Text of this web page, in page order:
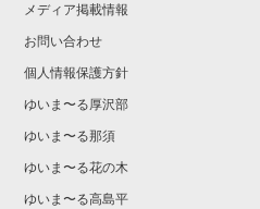
メディア掲載情報
お問い合わせ
個人情報保護方針
ゆいま〜る厚沢部
ゆいま〜る那須
ゆいま〜る花の木
ゆいま〜る高島平